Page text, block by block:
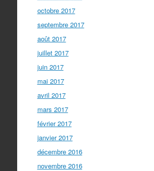
octobre 2017
septembre 2017
août 2017
juillet 2017
juin 2017
mai 2017
avril 2017
mars 2017
février 2017
janvier 2017
décembre 2016
novembre 2016